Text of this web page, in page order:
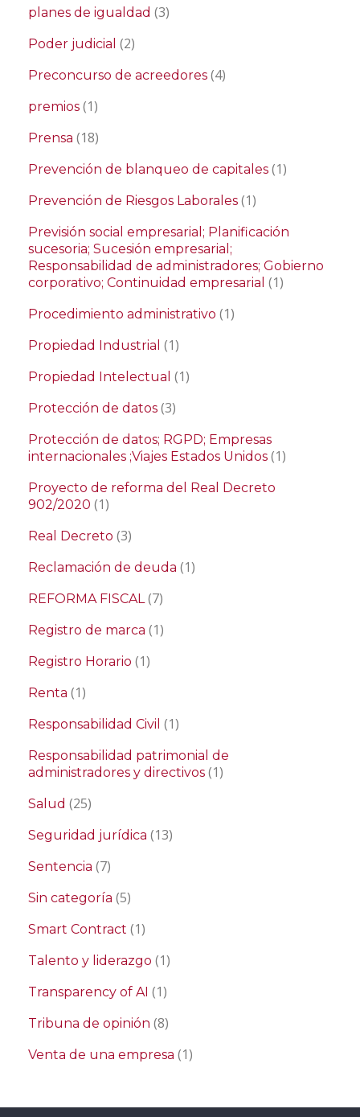
planes de igualdad (3)
Poder judicial (2)
Preconcurso de acreedores (4)
premios (1)
Prensa (18)
Prevención de blanqueo de capitales (1)
Prevención de Riesgos Laborales (1)
Previsión social empresarial; Planificación
sucesoria; Sucesión empresarial;
Responsabilidad de administradores; Gobierno
corporativo; Continuidad empresarial (1)
Procedimiento administrativo (1)
Propiedad Industrial (1)
Propiedad Intelectual (1)
Protección de datos (3)
Protección de datos; RGPD; Empresas
internacionales ;Viajes Estados Unidos (1)
Proyecto de reforma del Real Decreto
902/2020 (1)
Real Decreto (3)
Reclamación de deuda (1)
REFORMA FISCAL(7)
Registro de marca (1)
Registro Horario (1)
Renta (1)
Responsabilidad Civil (1)
Responsabilidad patrimonial de
administradores y directivos (1)
Salud (25)
Seguridad jurídica (13)
Sentencia (7)
Sin categoría (5)
Smart Contract (1)
Talento y liderazgo (1)
Transparency of AI (1)
Tribuna de opinión (8)
Venta de una empresa (1)